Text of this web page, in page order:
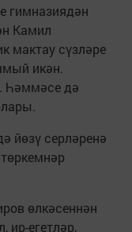
гимназиядән
Камил
мактау сүзләре
икән.
Һәммәсе дә
йөзү серләренә
өлкәсеннән
ир-егетләр,